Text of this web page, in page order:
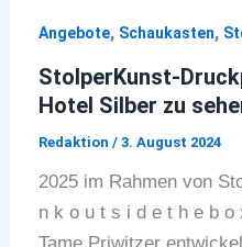
Angebote, Schaukasten,
StolperKunst-
Hotel Silber zu
Redaktion / 3. August 2024
2025 im Rahmen von
n k o u t s i d e t h e b o